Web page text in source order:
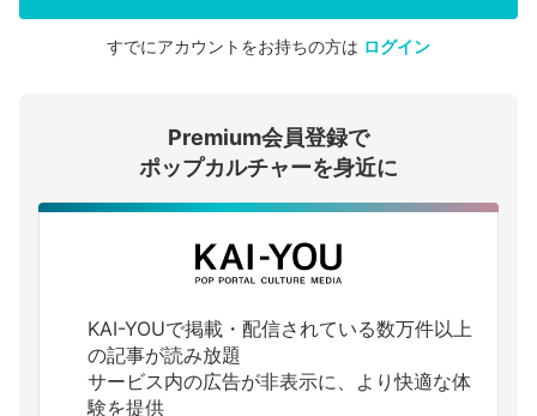
会員登録する
ログインする
すでにアカウントをお持ちの方は ログイン
Premium会員登録で
ポップカルチャーを身近に
KAI-YOUで掲載・配信されている数万件以上
の記事が読み放題
サービス内の広告が非表示に、より快適な体
験を提供